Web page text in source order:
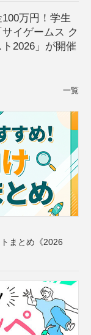
100万円！学生
イゲームス ク
2026」が開催
一覧
まとめ《2026